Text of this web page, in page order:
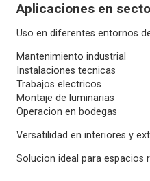
Aplicaciones en
Uso en diferentes entornos
Mantenimiento industrial
Instalaciones tecnicas
Trabajos electricos
Montaje de luminarias
Operacion en bodegas
Versatilidad en interiores y
Solucion ideal para espacios